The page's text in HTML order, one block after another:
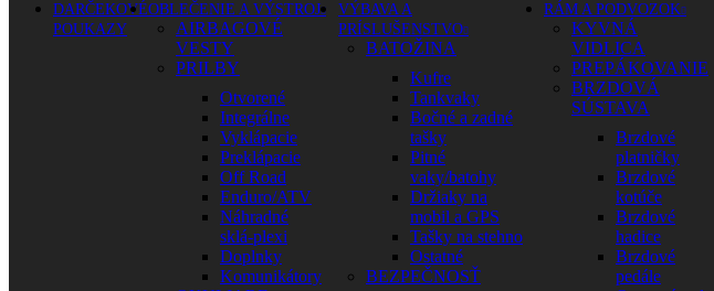
DARČEKOVÉ
POUKAZY
OBLEČENIE A VÝSTROJ
AIRBAGOVÉ
VESTY
PRILBY
Otvorené
Integrálne
Vyklápacie
Preklápacie
Off Road
Enduro/ATV
Náhradné
sklá-plexi
Doplnky
Komunikátory
VÝBAVA A
PRÍSLUŠENSTVO
BATOŽINA
Kufre
Tankvaky
Bočné a zadné
tašky
Pitné
vaky/batohy
Držiaky na
mobil a GPS
Tašky na stehno
Ostatné
BEZPEČNOSŤ
RÁM A PODVOZOK
KYVNÁ
VIDLICA
PREPÁKOVANIE
BRZDOVÁ
SÚSTAVA
Brzdové
platničky
Brzdové
kotúče
Brzdové
hadice
Brzdové
pedále